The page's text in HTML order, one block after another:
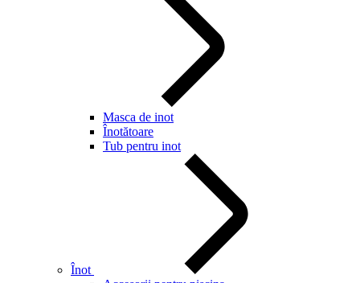
Masca de inot
Înotătoare
Tub pentru inot
Înot